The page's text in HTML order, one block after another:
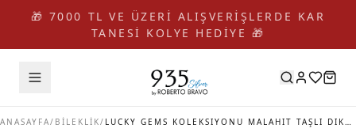
🎁 7000 TL VE ÜZERİ ALIŞVERİŞLERDE KAR
TANESİ KOLYE HEDİYE 🎁
ANASAYFA/ BİLEKLİK/ LUCKY GEMS KOLEKSIYONU MALAHIT TAŞLI DIKDÖRTGEN PLAKA GÜMÜŞ BILEKLIK